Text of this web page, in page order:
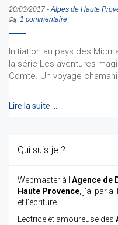
20/03/2017 -Alpes de Haute
1 commentaire
Initiation au pays des
la série Les aventures
Comte. Un voyage
Lire la suite …
Qui suis-je ?
Webmaster à l’Agence de
Haute Provence, j’ai par
et l’écriture.
Lectrice et amoureuse des